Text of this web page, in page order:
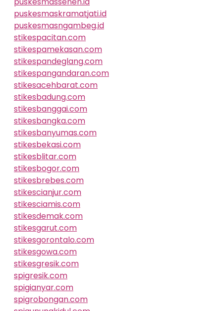
puskesmaskramatjati.id
puskesmasngambeg.id
stikespacitan.com
stikespamekasan.com
stikespandeglang.com
stikespangandaran.com
stikesacehbarat.com
stikesbadung.com
stikesbanggai.com
stikesbangka.com
stikesbanyumas.com
stikesbekasi.com
stikesblitar.com
stikesbogor.com
stikesbrebes.com
stikescianjur.com
stikesciamis.com
stikesdemak.com
stikesgarut.com
stikesgorontalo.com
stikesgowa.com
stikesgresik.com
spigresik.com
spigianyar.com
spigrobongan.com